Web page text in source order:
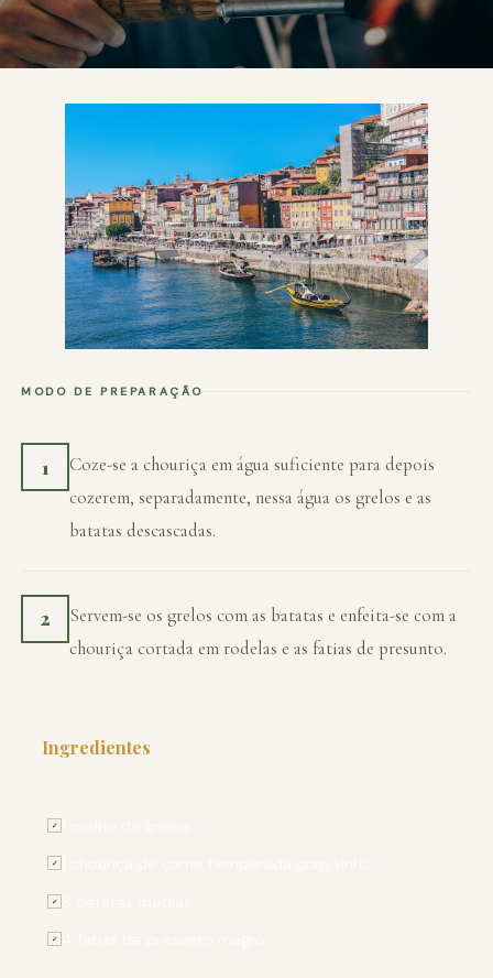
MODO DE PREPARAÇÃO
1
Coze-se a chouriça em água suficiente para depois
cozerem, separadamente, nessa água os grelos e as
batatas descascadas.
2
Servem-se os grelos com as batatas e enfeita-se com a
chouriça cortada em rodelas e as fatias de presunto.
Ingredientes
✓
✓
✓
✓